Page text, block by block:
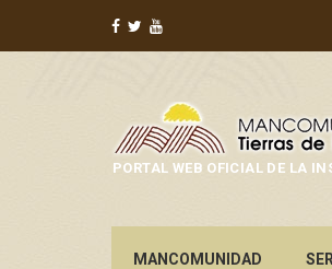
PORTAL WEB OFICIAL DE LA
MANCOMUNIDAD